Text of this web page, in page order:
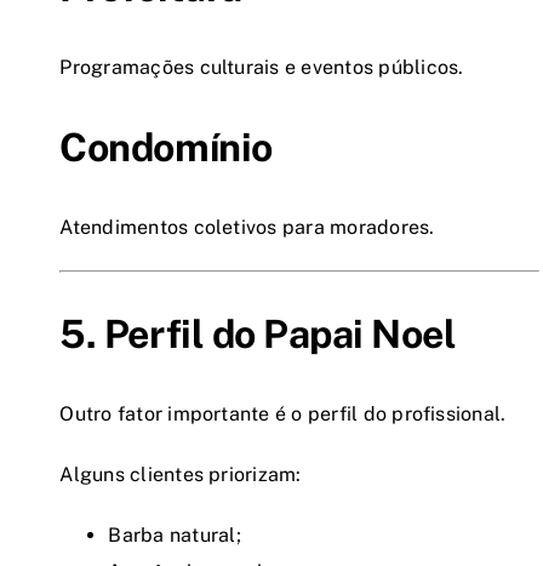
Programações culturais e eventos públicos.
Condomínio
Atendimentos coletivos para moradores.
5. Perfil do Papai Noel
Outro fator importante é o perfil do profissional.
Alguns clientes priorizam:
Barba natural;